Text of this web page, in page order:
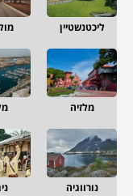
ליכטנשטיין
מלזיה
נורווגיה